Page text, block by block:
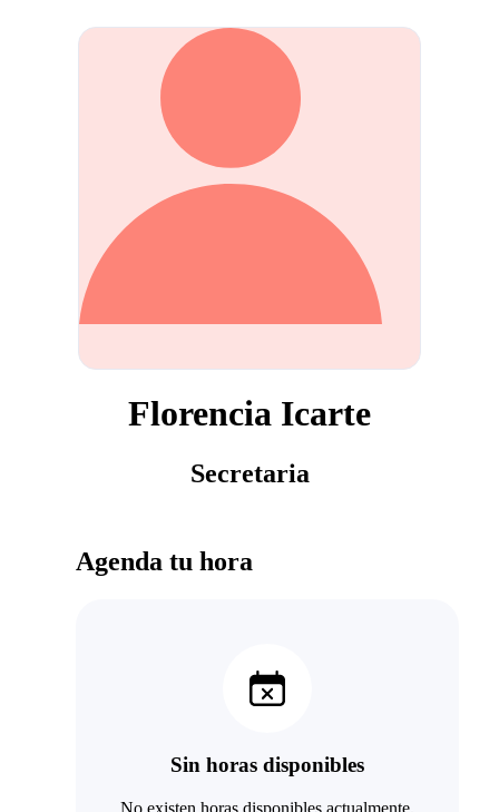
Florencia Icarte
Secretaria
Agenda tu hora
Sin horas disponibles